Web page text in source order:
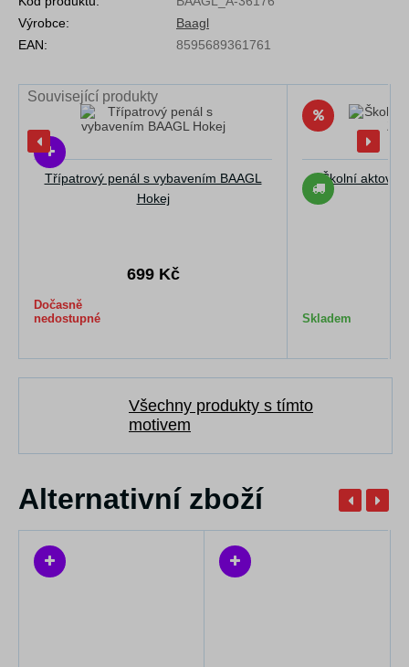
Výrobce:
Baagl
EAN:
8595689361761
Související produkty
Třípatrový penál s vybavením BAAGL
Hokej
699 Kč
Dočasně
nedostupné
Školní aktovka
Skladem
Všechny produkty s tímto
motivem
Alternativní zboží